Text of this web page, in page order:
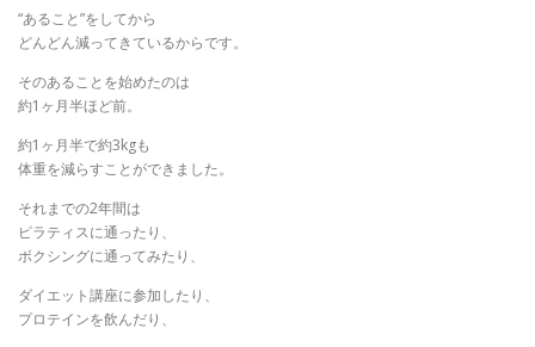
“あること”をしてから
どんどん減ってきているからです。
そのあることを始めたのは
約1ヶ月半ほど前。
約1ヶ月半で約3kgも
体重を減らすことができました。
それまでの2年間は
ピラティスに通ったり、
ボクシングに通ってみたり、
ダイエット講座に参加したり、
プロテインを飲んだり、